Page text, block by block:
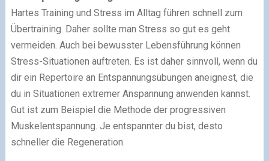
Hartes Training und Stress im Alltag führen schnell zum
Übertraining. Daher sollte man Stress so gut es geht
vermeiden. Auch bei bewusster Lebensführung können
Stress-Situationen auftreten. Es ist daher sinnvoll, wenn du
dir ein Repertoire an Entspannungsübungen aneignest, die
du in Situationen extremer Anspannung anwenden kannst.
Gut ist zum Beispiel die Methode der progressiven
Muskelentspannung. Je entspannter du bist, desto
schneller die Regeneration.